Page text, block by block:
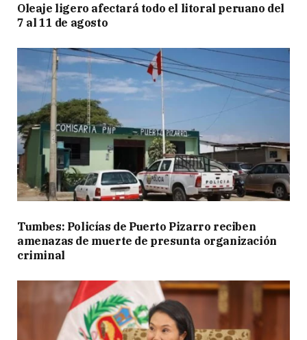
Oleaje ligero afectará todo el litoral peruano del
7 al 11 de agosto
Tumbes: Policías de Puerto Pizarro reciben
amenazas de muerte de presunta organización
criminal